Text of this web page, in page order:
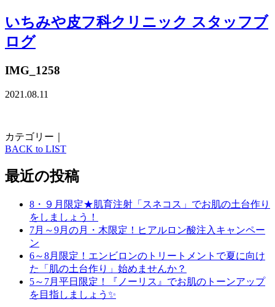
いちみや皮フ科クリニック スタッフブ
ログ
IMG_1258
2021.08.11
カテゴリー｜
BACK to LIST
最近の投稿
8・９月限定★肌育注射「スネコス」でお肌の土台作り
をしましょう！
7月～9月の月・木限定！ヒアルロン酸注入キャンペー
ン
6～8月限定！エンビロンのトリートメントで夏に向け
た「肌の土台作り」始めませんか？
5～7月平日限定！『ノーリス』でお肌のトーンアップ
を目指しましょう✨